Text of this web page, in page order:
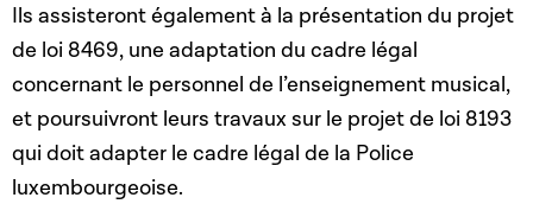
Ils assisteront également à la présentation du projet
de loi 8469, une adaptation du cadre légal
concernant le personnel de l’enseignement musical,
et poursuivront leurs travaux sur le projet de loi 8193
qui doit adapter le cadre légal de la Police
luxembourgeoise.